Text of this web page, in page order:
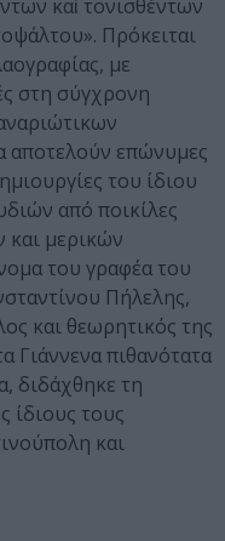
καὶ τονισθέντων
Πρόκειται
με
στη σύγχρονη
αποτελούν επώνυμες
του ίδιου
από ποικίλες
και μερικών
του γραφέα του
Πήλελης,
και θεωρητικός της
Γιάννενα πιθανότατα
διδάχθηκε τη
ίδιους τους
και